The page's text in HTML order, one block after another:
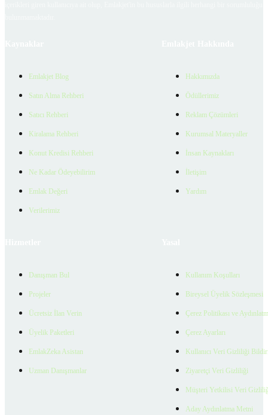
Emlakjet Blog
Satın Alma Rehberi
Satıcı Rehberi
Kiralama Rehberi
Konut Kredisi Rehberi
Ne Kadar Ödeyebilirim
Emlak Değeri
Verilerimiz
Hakkımızda
Ödüllerimiz
Reklam Çözümleri
Kurumsal Materyaller
İnsan Kaynakları
İletişim
Yardım
Danışman Bul
Projeler
Ücretsiz İlan Verin
Üyelik Paketleri
EmlakZeka Asistan
Uzman Danışmanlar
Kullanım Koşulları
Bireysel Üyelik Sözleşmesi
Çerez Politikası ve
Çerez Ayarları
Kullanıcı Veri Gizliliği
Ziyaretçi Veri Gizliliği
Müşteri Yetkilisi Veri
Aday Aydınlatma Metni